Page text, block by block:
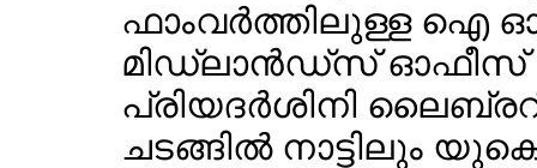
ഫാംവര്‍ത്തിലുള്ള ഐ ഓ
മിഡ്ലാന്‍ഡ്സ് ഓഫീസ്
പ്രിയദര്‍ശിനി
ചടങ്ങില്‍ നാട്ടിലും